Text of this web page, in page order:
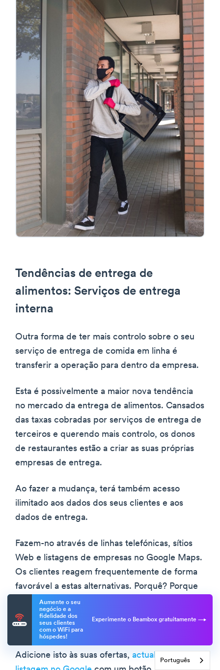
Tendências de entrega de
alimentos: Serviços de entrega
interna
Outra forma de ter mais controlo sobre o seu
serviço de entrega de comida em linha é
transferir a operação para dentro da empresa.
Esta é possivelmente a maior nova tendência
no mercado da entrega de alimentos. Cansados
das taxas cobradas por serviços de entrega de
terceiros e querendo mais controlo, os donos
de restaurantes estão a criar as suas próprias
empresas de entrega.
Ao fazer a mudança, terá também acesso
ilimitado aos dados dos seus clientes e aos
dados de entrega.
Fazem-no através de linhas telefónicas, sítios
Web e listagens de empresas no Google Maps.
Os clientes reagem frequentemente de forma
favorável a estas alternativas. Porquê? Porque
gostam de apoiar os restaurantes locais,
gostam de ser diretos e, muitas vezes, são mais
baratos.
Adicione isto às suas ofertas, actualizando a sua
Aumente o seu
negócio e a
fidelidade dos
seus clientes
com o WiFi para
hóspedes!
Experimente o Beambox gratuitamente
Português